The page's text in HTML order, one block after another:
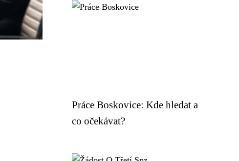
Práce Boskovice: Kde hledat a
co očekávat?